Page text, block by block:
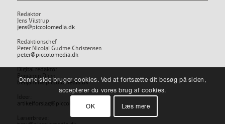
Redaktør
Jens Vilstrup
jens@piccolomedia.dk
Redaktionschef
Peter Nicolai Gudme Christensen
peter@piccolomedia.dk
Benjamin Dane
benjamin@piccolomedia.dk
artikelforslag@piccolomedia.dk
Denne side bruger cookies. Ved at fortsætte dit besøg på siden,
accepterer du vores brug af cookies.
OK Læs mere